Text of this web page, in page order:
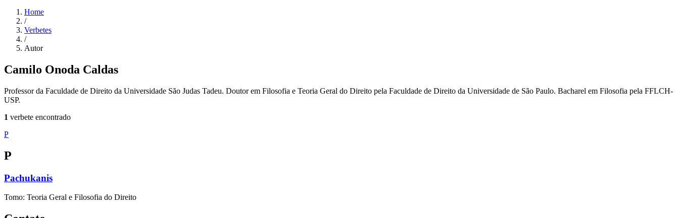
Home
/
Verbetes
/
Autor
Camilo Onoda Caldas
Professor da Faculdade de Direito da Universidade São Judas Tadeu. Doutor em Filosofia e Teoria Geral do Direito pela Faculdade de Direito da Universidade de São Paulo. Bacharel em Filosofia pela FFLCH-
USP.
1 verbete encontrado
P
P
Pachukanis
Tomo: Teoria Geral e Filosofia do Direito